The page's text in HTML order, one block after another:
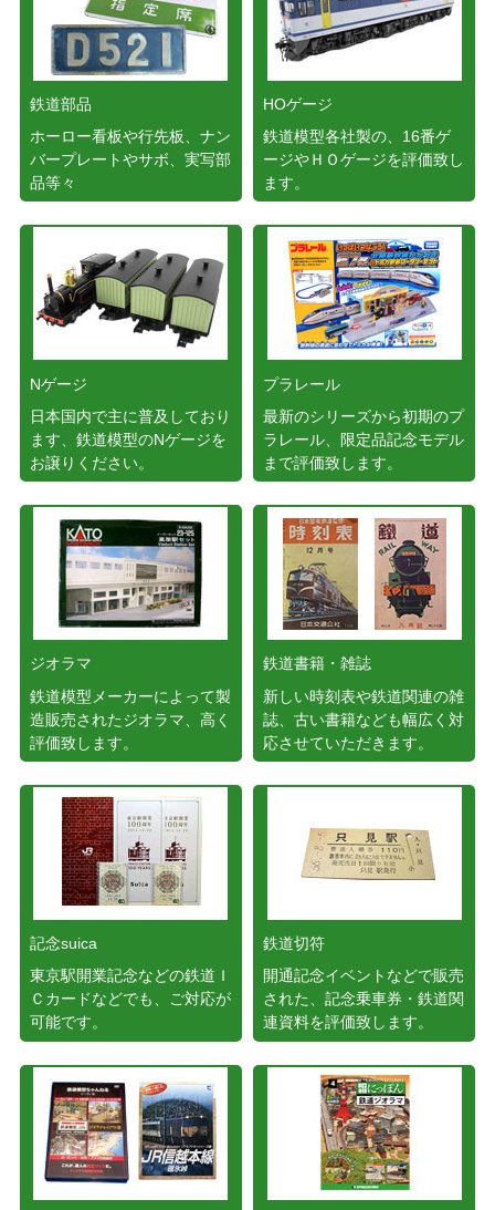
鉄道部品
ホーロー看板や行先板、ナン
バープレートやサボ、実写部
品等々
HOゲージ
鉄道模型各社製の、16番ゲ
ージやＨＯゲージを評価致し
ます。
Nゲージ
日本国内で主に普及しており
ます、鉄道模型のNゲージを
お譲りください。
プラレール
最新のシリーズから初期のプ
ラレール、限定品記念モデル
まで評価致します。
ジオラマ
鉄道模型メーカーによって製
造販売されたジオラマ、高く
評価致します。
鉄道書籍・雑誌
新しい時刻表や鉄道関連の雑
誌、古い書籍なども幅広く対
応させていただきます。
記念suica
東京駅開業記念などの鉄道Ｉ
Ｃカードなどでも、ご対応が
可能です。
鉄道切符
開通記念イベントなどで販売
された、記念乗車券・鉄道関
連資料を評価致します。